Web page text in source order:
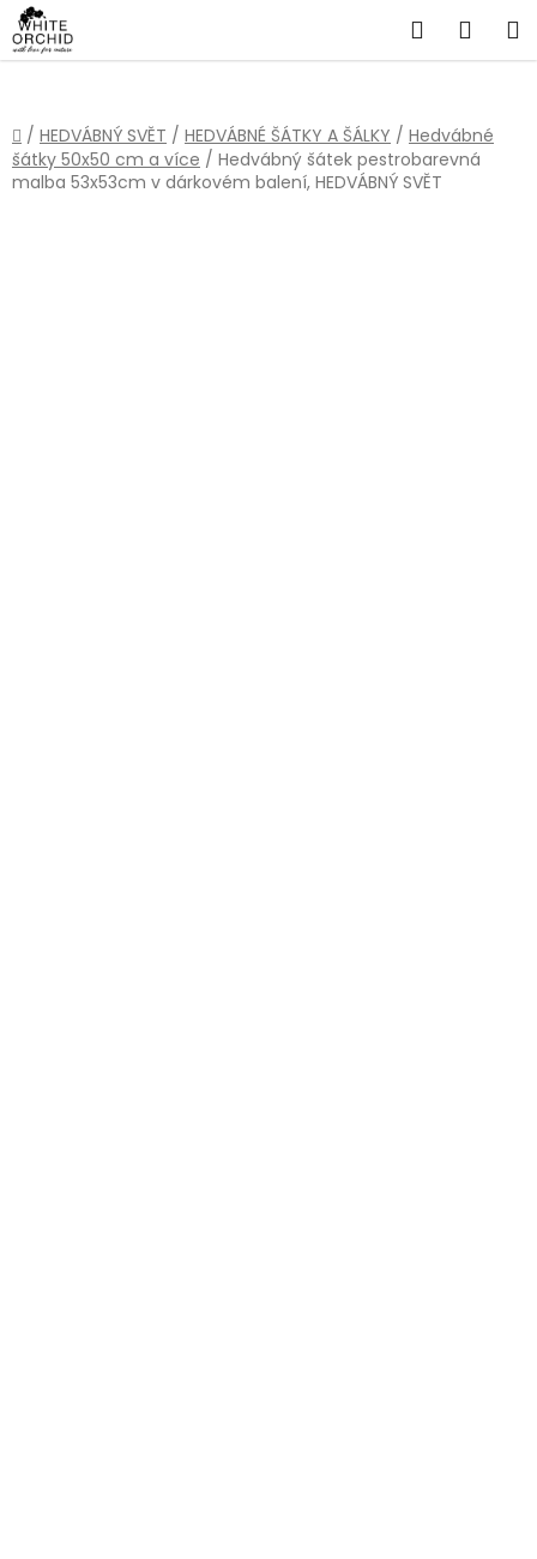
Přejít
na
obsah
Hledat
Domů
/ HEDVÁBNÝ SVĚT / HEDVÁBNÉ ŠÁTKY A ŠÁLKY / Hedvábné
šátky 50x50 cm a více / Hedvábný šátek pestrobarevná
malba 53x53cm v dárkovém balení, HEDVÁBNÝ SVĚT